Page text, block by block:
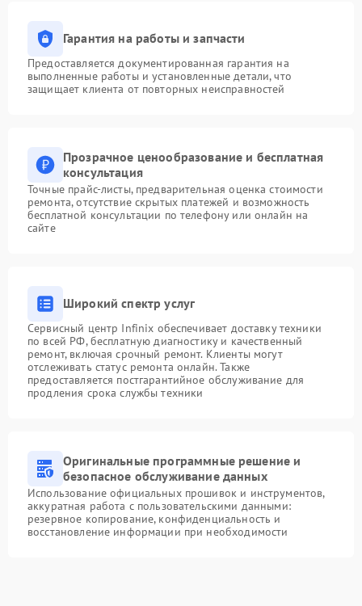
Гарантия на работы и запчасти
Предоставляется документированная гарантия на
выполненные работы и установленные детали, что
защищает клиента от повторных неисправностей
Прозрачное ценообразование и бесплатная
консультация
Точные прайс-листы, предварительная оценка стоимости
ремонта, отсутствие скрытых платежей и возможность
бесплатной консультации по телефону или онлайн на
сайте
Широкий спектр услуг
Сервисный центр Infinix обеспечивает доставку техники
по всей РФ, бесплатную диагностику и качественный
ремонт, включая срочный ремонт. Клиенты могут
отслеживать статус ремонта онлайн. Также
предоставляется постгарантийное обслуживание для
продления срока службы техники
Оригинальные программные решение и
безопасное обслуживание данных
Использование официальных прошивок и инструментов,
аккуратная работа с пользовательскими данными:
резервное копирование, конфиденциальность и
восстановление информации при необходимости